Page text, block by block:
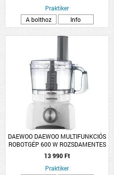
Praktiker
A bolthoz
Info
DAEWOO DAEWOO MULTIFUNKCIÓS
ROBOTGÉP 600 W ROZSDAMENTES
APRÍTÓKÉS
13 990 Ft
Praktiker